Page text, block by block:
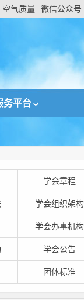
空气质量 微信公众号
务平台
学会章程
学会组织架构
学会办事机构
学会公告
团体标准